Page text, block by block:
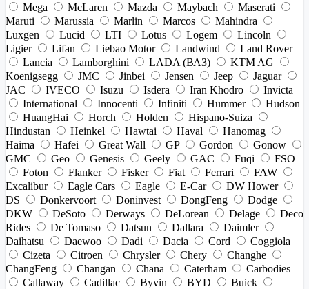
Mega
McLaren Mazda Maybach
Maserati
Maruti
Marussia Marlin Marcos
Mahindra
Luxgen
Lucid LTI Lotus Logem
Lincoln
Ligier
Lifan Liebao Motor Landwind
Land Rover
Lancia
Lamborghini LADA (ВАЗ)
KTM AG
Koenigsegg
JMC Jinbei Jensen Jeep
Jaguar
JAC
IVECO Isuzu Isdera Iran Khodro
Invicta
International
Innocenti Infiniti Hummer
Hudson
HuangHai
Horch Holden
Hispano-Suiza
Hindustan
Heinkel Hawtai Haval
Hanomag
Haima
Hafei Great Wall GP Gordon
Gonow
GMC
Geo Genesis Geely GAC Fuqi
FSO
Foton
Flanker Fisker Fiat Ferrari
FAW
Excalibur
Eagle Cars Eagle E-Car
DW Hower
DS
Donkervoort Doninvest DongFeng
Dodge
DKW
DeSoto Derways DeLorean Delage
Deco
Rides
De Tomaso Datsun Dallara
Daimler
Daihatsu
Daewoo Dadi Dacia Cord
Coggiola
Cizeta
Citroen Chrysler Chery
Changhe
ChangFeng
Changan Chana Caterham
Carbodies
Callaway
Cadillac Byvin BYD
Buick